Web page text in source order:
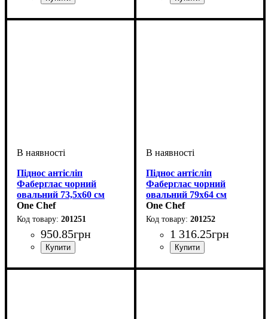
Піднос антісліп
Фаберглас чорний
овальний 73,5х60 см
One Chef
201251
950.85грн
Піднос антісліп
Фаберглас чорний
овальний 79х64 см
One Chef
201252
1 316.25грн